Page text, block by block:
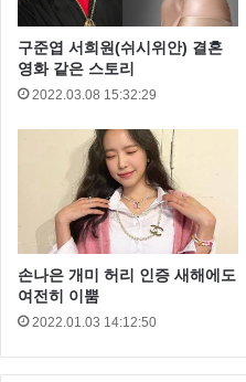
걸그룹이 디지털 송 세일즈
2005년 미국 유명 걸그룹
2007년 미국의 대표적 컨
Ready to Make Nice’ 이후
푸시캣 돌스 는 블랙핑크
위터 계정에 리트윗을 하
도 했다.
구준엽 서희원(쉬시위안) 결혼
영화 같은 스토리
2022.03.08 15:32:29
손나은 개미 허리 인증 새해에도
여전히 이뿜
2022.01.03 14:12:50